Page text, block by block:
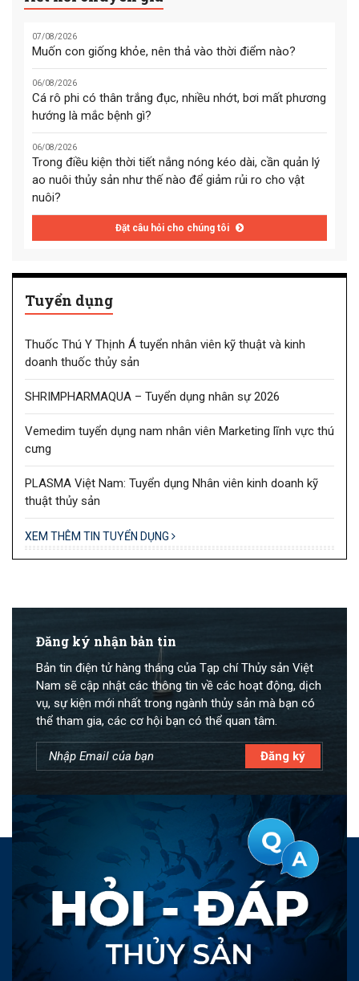
07/08/2026
Muốn con giống khỏe, nên thả vào thời điểm nào?
06/08/2026
Cá rô phi có thân trắng đục, nhiều nhớt, bơi mất phương
hướng là mắc bệnh gì?
06/08/2026
Trong điều kiện thời tiết nắng nóng kéo dài, cần quản lý
ao nuôi thủy sản như thế nào để giảm rủi ro cho vật
nuôi?
Đặt câu hỏi cho chúng tôi
Tuyển dụng
Thuốc Thú Y Thịnh Á tuyển nhân viên kỹ thuật và kinh
doanh thuốc thủy sản
SHRIMPHARMAQUA – Tuyển dụng nhân sự 2026
Vemedim tuyển dụng nam nhân viên Marketing lĩnh vực thú
cưng
PLASMA Việt Nam: Tuyển dụng Nhân viên kinh doanh kỹ
thuật thủy sản
XEM THÊM TIN TUYỂN DỤNG
Đăng ký nhận bản tin
Bản tin điện tử hàng tháng của Tạp chí Thủy sản Việt
Nam sẽ cập nhật các thông tin về các hoạt động, dịch
vụ, sự kiện mới nhất trong ngành thủy sản mà bạn có
thể tham gia, các cơ hội bạn có thể quan tâm.